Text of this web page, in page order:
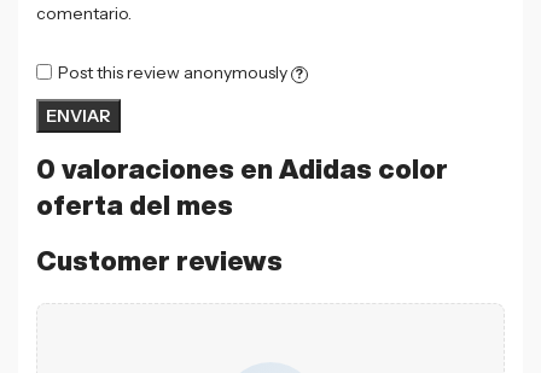
0 valoraciones en Adidas color
oferta del mes
Customer reviews
comentario.
Post this review anonymously ?